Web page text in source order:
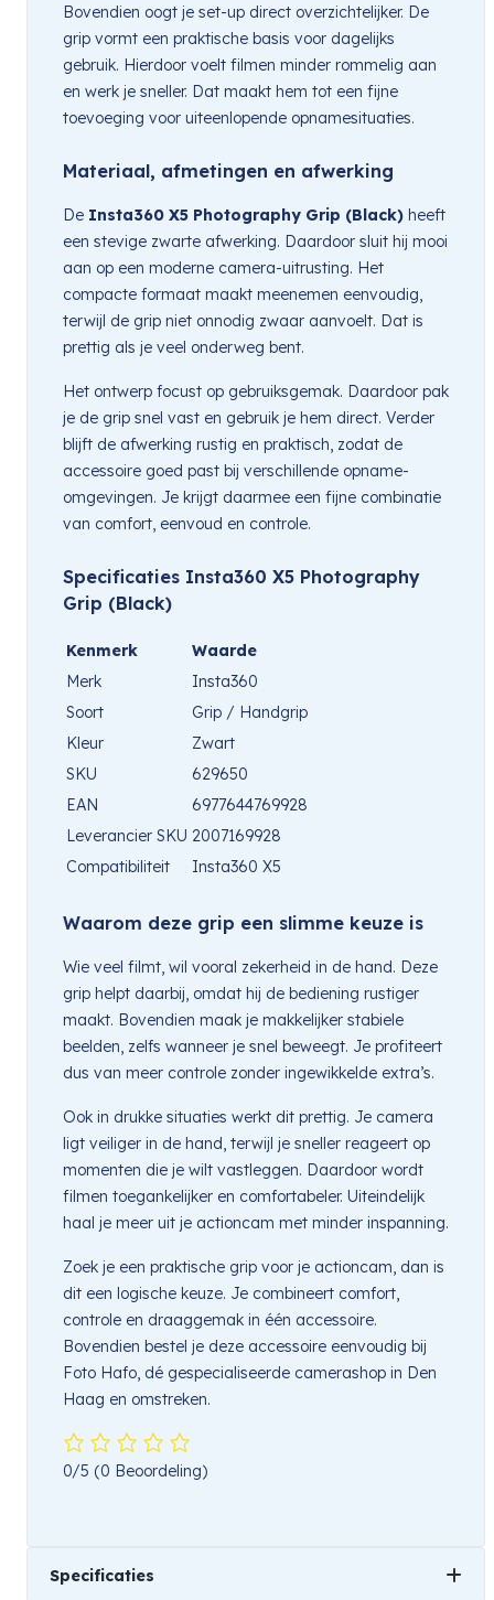
Bovendien oogt je set-up direct overzichtelijker. De
grip vormt een praktische basis voor dagelijks
gebruik. Hierdoor voelt filmen minder rommelig aan
en werk je sneller. Dat maakt hem tot een fijne
toevoeging voor uiteenlopende opnamesituaties.
Materiaal, afmetingen en afwerking
De Insta360 X5 Photography Grip (Black) heeft
een stevige zwarte afwerking. Daardoor sluit hij mooi
aan op een moderne camera-uitrusting. Het
compacte formaat maakt meenemen eenvoudig,
terwijl de grip niet onnodig zwaar aanvoelt. Dat is
prettig als je veel onderweg bent.
Het ontwerp focust op gebruiksgemak. Daardoor pak
je de grip snel vast en gebruik je hem direct. Verder
blijft de afwerking rustig en praktisch, zodat de
accessoire goed past bij verschillende opname-
omgevingen. Je krijgt daarmee een fijne combinatie
van comfort, eenvoud en controle.
Specificaties Insta360 X5 Photography
Grip (Black)
Kenmerk
Waarde
Merk
Insta360
Soort
Grip / Handgrip
Kleur
Zwart
SKU
629650
EAN
6977644769928
Leverancier SKU 2007169928
Compatibiliteit
Insta360 X5
Waarom deze grip een slimme keuze is
Wie veel filmt, wil vooral zekerheid in de hand. Deze
grip helpt daarbij, omdat hij de bediening rustiger
maakt. Bovendien maak je makkelijker stabiele
beelden, zelfs wanneer je snel beweegt. Je profiteert
dus van meer controle zonder ingewikkelde extra’s.
Ook in drukke situaties werkt dit prettig. Je camera
ligt veiliger in de hand, terwijl je sneller reageert op
momenten die je wilt vastleggen. Daardoor wordt
filmen toegankelijker en comfortabeler. Uiteindelijk
haal je meer uit je actioncam met minder inspanning.
Zoek je een praktische grip voor je actioncam, dan is
dit een logische keuze. Je combineert comfort,
controle en draaggemak in één accessoire.
Bovendien bestel je deze accessoire eenvoudig bij
Foto Hafo, dé gespecialiseerde camerashop in Den
Haag en omstreken.
0/5 (0 Beoordeling)
Specificaties